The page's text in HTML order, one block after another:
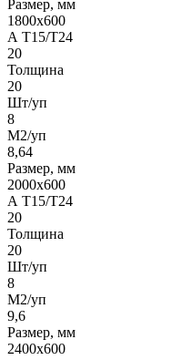
Размер, мм
1800х600
А Т15/Т24
20
Толщина
20
Шт/уп
8
М2/уп
8,64
Размер, мм
2000х600
А Т15/Т24
20
Толщина
20
Шт/уп
8
М2/уп
9,6
Размер, мм
2400х600